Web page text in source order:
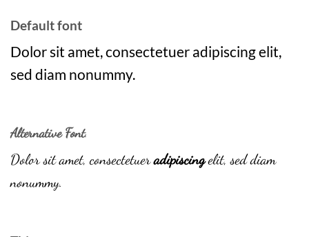
Default font
Dolor sit amet, consectetuer adipiscing elit,
sed diam nonummy.
Alternative Font.
Dolor sit amet, consectetueradipiscingelit, sed diam
nonummy.